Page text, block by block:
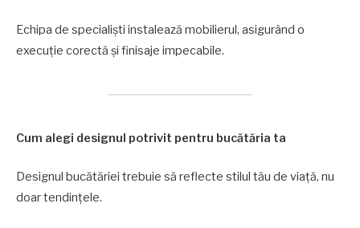
Echipa de specialiști instalează mobilierul, asigurând o
execuție corectă și finisaje impecabile.
Cum alegi designul potrivit pentru bucătăria ta
Designul bucătăriei trebuie să reflecte stilul tău de viață, nu
doar tendințele.